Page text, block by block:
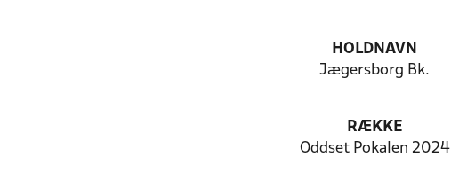
HOLDNAVN
Jægersborg Bk.
RÆKKE
Oddset Pokalen 2024